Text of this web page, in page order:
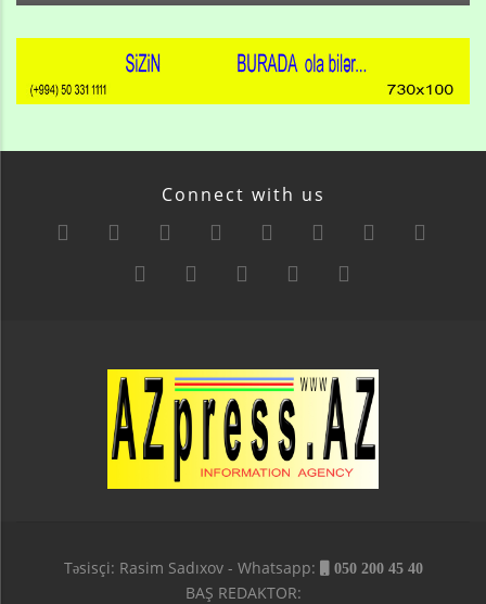
Connect with us
Təsisçi: Rasim Sadıxov - Whatsapp: 050 200 45 40
BAŞ REDAKTOR: